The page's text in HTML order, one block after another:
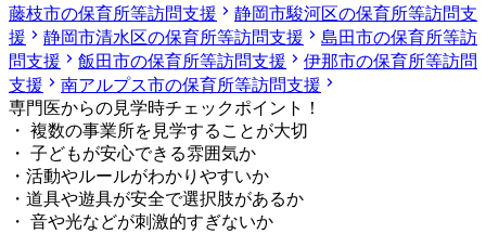
藤枝市の保育所等訪問支援
静岡市駿河区の保育所等訪問支
援
静岡市清水区の保育所等訪問支援
島田市の保育所等訪
問支援
飯田市の保育所等訪問支援
伊那市の保育所等訪問
支援
南アルプス市の保育所等訪問支援
専門医からの見学時チェックポイント！
・ 複数の事業所を見学することが大切
・ 子どもが安心できる雰囲気か
・活動やルールがわかりやすいか
・道具や遊具が安全で選択肢があるか
・ 音や光などが刺激的すぎないか